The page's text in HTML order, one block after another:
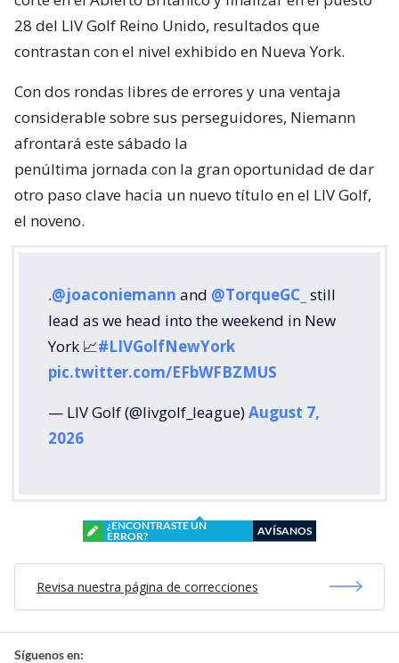
28 del LIV Golf Reino Unido, resultados que
contrastan con el nivel exhibido en Nueva York.
Con dos rondas libres de errores y una ventaja
considerable sobre sus perseguidores, Niemann
afrontará este sábado la
penúltima jornada con la gran oportunidad de dar
otro paso clave hacia un nuevo título en el LIV Golf,
el noveno.
.@joaconiemann and @TorqueGC_ still
lead as we head into the weekend in New
York 📈#LIVGolfNewYork
pic.twitter.com/EFbWFBZMUS
— LIV Golf (@livgolf_league)August 7,
2026
¿ENCONTRASTE UN
ERROR?
AVÍSANOS
Revisa nuestra página de correcciones
Síguenos en: